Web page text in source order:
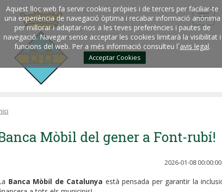
Aquest lloc web fa servir cookies pròpies i de tercers per faciliar-te
una experiència de navegació òptima i recabar informació anònima
per millorar i adaptar-nos a les teves preferències i pautes de
navegació. Navegar sense acceptar les cookies limitarà la visibilitat i
funcions del web. Per a més informació consulteu l´avis legal.
Acceptar Cookies
Mòbil del gener a Font-rubí!
2026-01-08 00:00:00
Banca Mòbil de Catalunya està pensada per garantir la